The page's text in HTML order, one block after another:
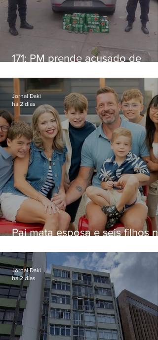
171: PM prende acusado de
Niterói
Pai mata esposa e seis filhos
Jornal Daki
há 2 dias
Jornal Daki
há 2 dias